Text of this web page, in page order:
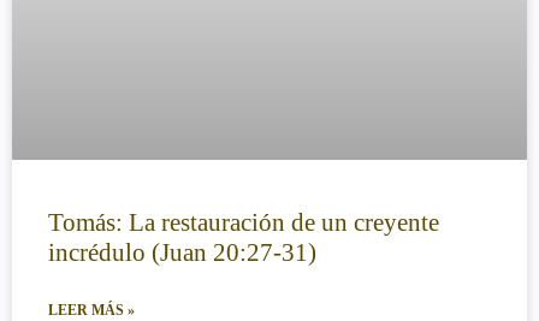
Tomás: La restauración de un creyente
incrédulo (Juan 20:27-31)
LEER MÁS »